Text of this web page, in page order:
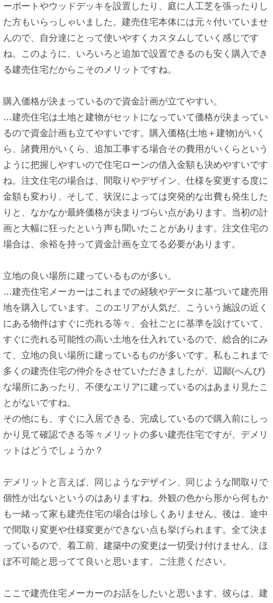
ーポートやウッドデッキを設置したり、庭に人工芝を張ったりし
た方もいらっしゃいました。建売住宅本体には元々付いていませ
んので、自分達にとって使いやすくカスタムしていく感じです
ね。このように、いろいろと追加で設置できるのも安く購入でき
る建売住宅だからこそのメリットですね。
購入価格が決まっているので資金計画が立てやすい。
…建売住宅は土地と建物がセットになっていて価格が決まってい
るので資金計画も立てやすいです。購入価格(土地＋建物)がいく
ら、諸費用がいくら、追加工事する場合その費用がいくらという
ように把握しやすいので住宅ローンの借入金額も決めやすいです
ね。注文住宅の場合は、間取りやデザイン、仕様を変更する度に
金額も変わり、そして、状況によっては突発的な出費も発生した
りと、なかなか最終価格が決まりづらい点があります。当初の計
画と大幅に狂ったという声も聞いたことがあります。注文住宅の
場合は、余裕を持って資金計画を立てる必要があります。
立地の良い場所に建っているものが多い。
…建売住宅メーカーはこれまでの経験やデータに基づいて建売用
地を購入しています。このエリアが人気だ、こういう施設の近く
にある物件はすぐに売れる等々、会社ごとに基準を設けていて、
すぐに売れる可能性の高い土地を仕入れているので、総合的にみ
て、立地の良い場所に建っているものが多いです。私もこれまで
多くの建売住宅の仲介をさせていただきましたが、辺鄙(へんぴ)
な場所にあったり、不便なエリアに建っているのはあまり見たこ
とがないですね。
その他にも、すぐに入居できる、完成しているので購入前にしっ
かり見て確認できる等々メリットの多い建売住宅ですが、デメリ
ットはどうでしょうか？
デメリットと言えば、同じようなデザイン、同じような間取りで
個性が出ないというのはありますね。外観の色から形から何もか
も一緒って家も建売住宅の場合は珍しくありません。後は、途中
で間取り変更や仕様変更ができない点も挙げられます。全て決ま
っているので、着工前、建築中の変更は一切受け付けません、ほ
ぼ不可能と思ってて良いと思います。ご注意ください。
ここで建売住宅メーカーのお話をしたいと思います。彼らは、建